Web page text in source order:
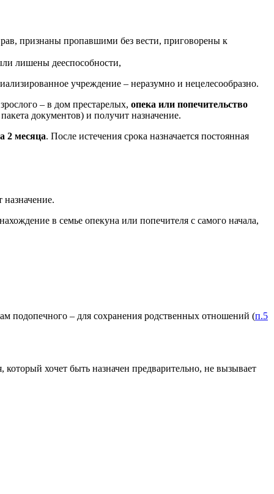
признаны пропавшими без вести, приговорены к
лишены дееспособности,
учреждение – неразумно и нецелесообразно.
– в дом престарелых, опека или попечительство
документов) и получит назначение.
2 месяца. После истечения срока назначается постоянная
в семье опекуна или попечителя с самого начала,
подопечного – для сохранения родственных отношений (п.5
хочет быть назначен предварительно, не вызывает